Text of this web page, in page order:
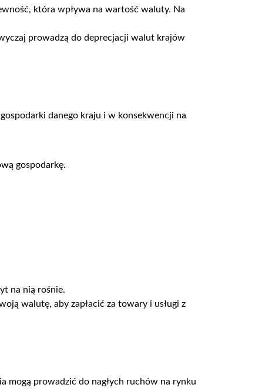
która wpływa na wartość waluty. Na
prowadzą do deprecjacji walut krajów
danego kraju i w konsekwencji na
gospodarkę.
na nią rośnie.
walutę, aby zapłacić za towary i usługi z
mogą prowadzić do nagłych ruchów na rynku